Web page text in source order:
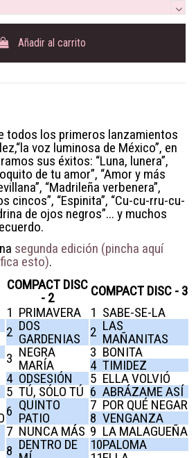
Añadir al carrito
todos los primeros lanzamientos
voz luminosa de México”, en
sus éxitos: “Luna, lunera”,
de tu amor”, “Amor y más
“Madrileña verbenera”,
cincos”, “Espinita”, “Cu-cu-rru-cu-
de ojos negros”... y muchos
segunda edición (pincha aquí
esto).
COMPACT DISC
- 2
COMPACT DISC - 3
1 PRIMAVERA
2 DOS
GARDENIAS
3 NEGRA
MARÍA
4 ODSESIÓN
5 TÚ, SÓLO TÚ
6 QUINTO
PATIO
7 NUNCA MÁS
8 DENTRO DE
1 SABE-SE-LA
2 LAS
MAÑANITAS
3 BONITA
4 TIMIDEZ
5 ELLA VOLVIÓ
6 ABRÁZAME ASÍ
7 POR QUÉ NEGAR
8 VENGANZA
9 LA MALAGUEÑA
10PALOMA